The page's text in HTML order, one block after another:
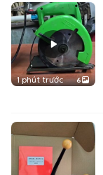
1 phút trước 6